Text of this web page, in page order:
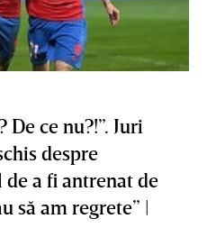
ce nu?!”. Juri
despre
a fi antrenat de
să am regrete” |